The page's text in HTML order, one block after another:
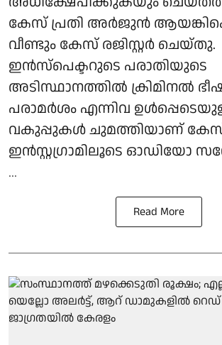
കേസ് പ്രതി അർജുൻ
വീണ്ടും കേസ് രജിസ്റ്റർ ചെയ്തു.
ഇൻസ്പെക്ടറുടെ പരാതിയുടെ
അടിസ്ഥാനത്തിൽ ക്രിമിനൽ
പരാമർശം എന്നിവ
വകുപ്പുകൾ ചുമത്തിയാണ്
ഇൻസ്റ്റഗ്രാമിലൂടെ ഓഡിയോ
...
Read More